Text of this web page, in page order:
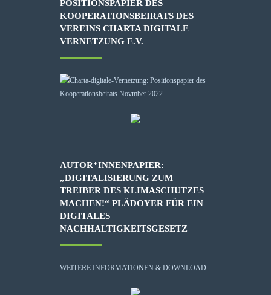
POSITIONSPAPIER DES
KOOPERATIONSBEIRATS DES
VEREINS CHARTA DIGITALE
VERNETZUNG E.V.
AUTOR*INNENPAPIER:
„DIGITALISIERUNG ZUM
TREIBER DES KLIMASCHUTZES
MACHEN!“ PLÄDOYER FÜR EIN
DIGITALES
NACHHALTIGKEITSGESETZ
WEITERE INFORMATIONEN & DOWNLOAD